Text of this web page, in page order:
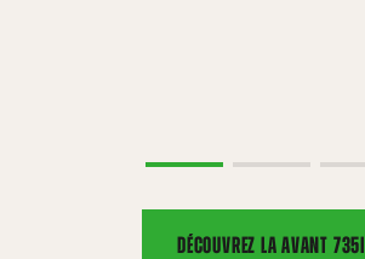
DÉCOUVREZ LA AVANT 735I